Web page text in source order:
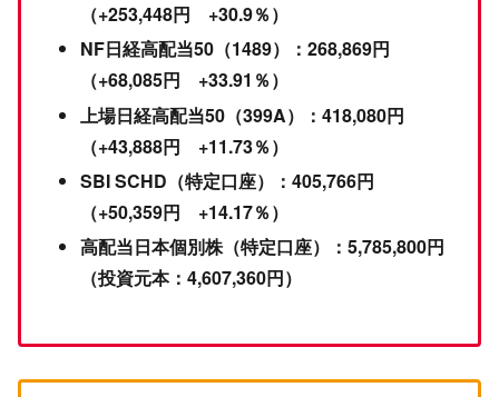
（+253,448円 +30.9％）
NF日経高配当50（1489）：268,869円
（+68,085円 +33.91％）
上場日経高配当50（399A）：418,080円
（+43,888円 +11.73％）
SBI SCHD（特定口座）：405,766円
（+50,359円 +14.17％）
高配当日本個別株（特定口座）：5,785,800円
（投資元本：4,607,360円）